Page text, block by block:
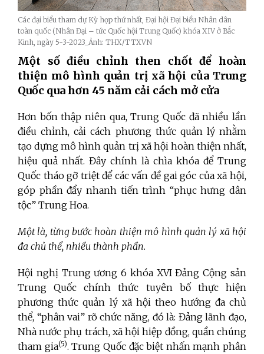
Các đại biểu tham dự Kỳ họp thứ nhất, Đại hội Đại biểu Nhân dân
toàn quốc (Nhân Đại – tức Quốc hội Trung Quốc) khóa XIV ở Bắc
Kinh, ngày 5-3-2023_Ảnh: THX/TTXVN
Một số điều chỉnh then chốt để hoàn
thiện mô hình quản trị xã hội của Trung
Quốc qua hơn 45 năm cải cách mở cửa
Hơn bốn thập niên qua, Trung Quốc đã nhiều lần
điều chỉnh, cải cách phương thức quản lý nhằm
tạo dựng mô hình quản trị xã hội hoàn thiện nhất,
hiệu quả nhất. Đây chính là chìa khóa để Trung
Quốc tháo gỡ triệt để các vấn đề gai góc của xã hội,
góp phần đẩy nhanh tiến trình “phục hưng dân
tộc” Trung Hoa.
Một là, từng bước hoàn thiện mô hình quản lý xã hội
đa chủ thể, nhiều thành phần.
Hội nghị Trung ương 6 khóa XVI Đảng Cộng sản
Trung Quốc chính thức tuyên bố thực hiện
phương thức quản lý xã hội theo hướng đa chủ
thể, “phân vai” rõ chức năng, đó là: Đảng lãnh đạo,
Nhà nước phụ trách, xã hội hiệp đồng, quần chúng
tham gia(5). Trung Quốc đặc biệt nhấn mạnh phân